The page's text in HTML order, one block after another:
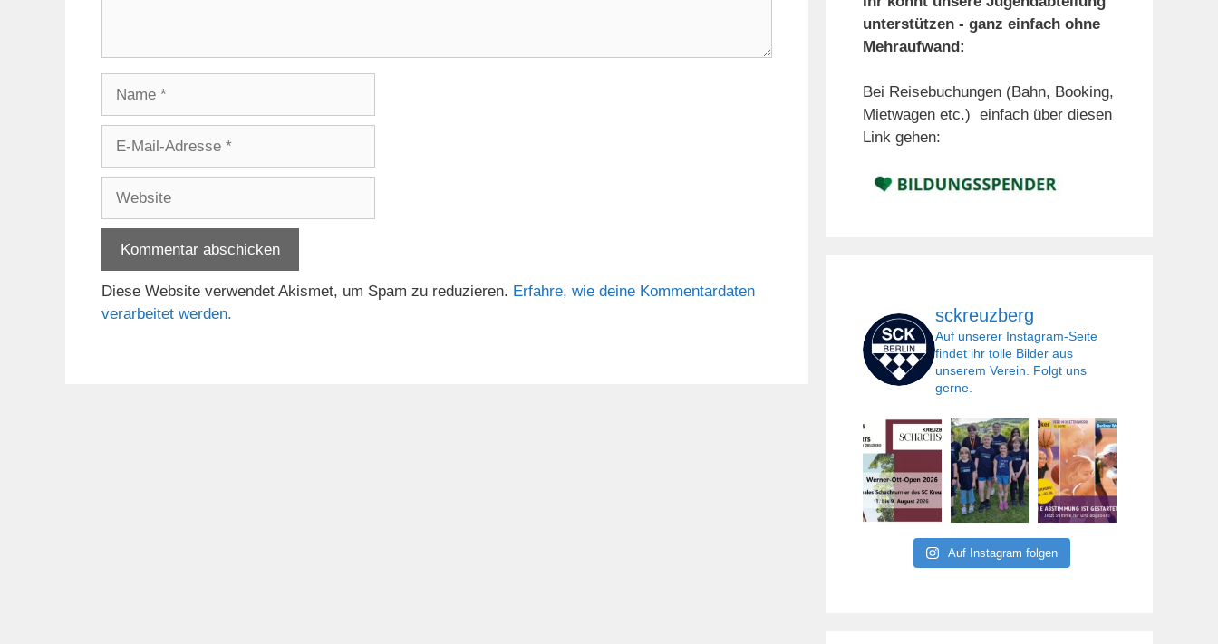
Adresse
Diese Website verwendet Akismet, um Spam zu reduzieren. Erfahre, wie deine Kommentardaten
verarbeitet werden.
unterstützen - ganz einfach ohne
Mehraufwand:
Bei Reisebuchungen (Bahn, Booking,
Mietwagen etc.) einfach über diesen
Link gehen:
sckreuzberg
Auf unserer Instagram-Seite
findet ihr tolle Bilder aus
unserem Verein. Folgt uns
gerne.
Auf Instagram folgen